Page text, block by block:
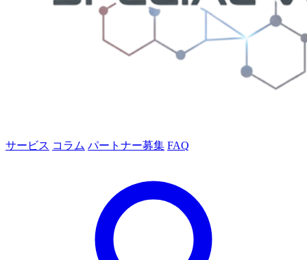
サービス コラム パートナー募集 FAQ